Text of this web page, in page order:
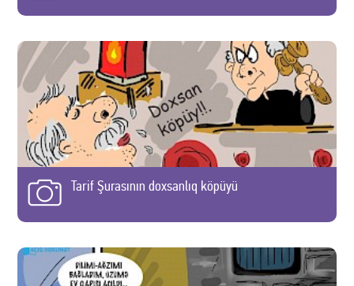
Tarif Şurasının doxsanlıq köpüyü